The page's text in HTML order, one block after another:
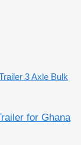
3 Axle Bulk
for Ghana